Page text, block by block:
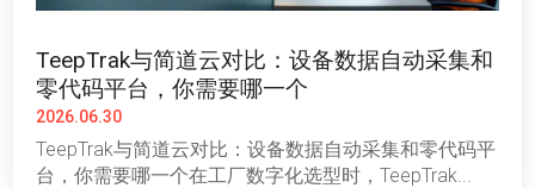
TeepTrak与简道云对比：设备数据自动采集和
零代码平台，你需要哪一个
2026.06.30
TeepTrak与简道云对比：设备数据自动采集和零代码平
台，你需要哪一个在工厂数字化选型时，TeepTrak...